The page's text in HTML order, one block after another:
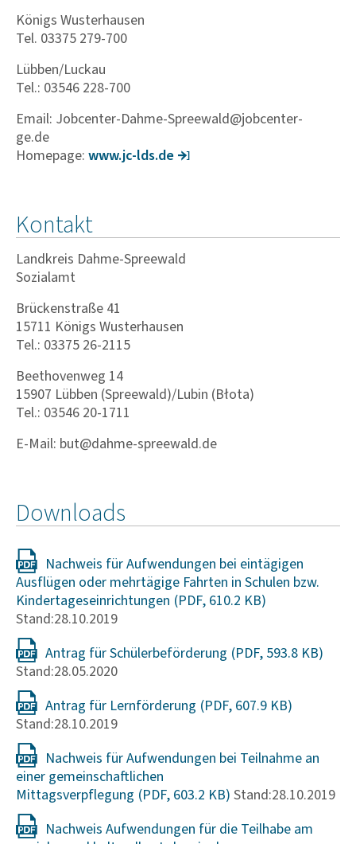
Königs Wusterhausen
Tel. 03375 279-700
Lübben/Luckau
Tel.: 03546 228-700
Email: Jobcenter-Dahme-Spreewald@jobcenter-
ge.de
Homepage: www.jc-lds.de
Kontakt
Landkreis Dahme-Spreewald
Sozialamt
Brückenstraße 41
15711 Königs Wusterhausen
Tel.: 03375 26-2115
Beethovenweg 14
15907 Lübben (Spreewald)/Lubin (Błota)
Tel.: 03546 20-1711
E-Mail: but@dahme-spreewald.de
Downloads
Nachweis für Aufwendungen bei eintägigen
Ausflügen oder mehrtägige Fahrten in Schulen bzw.
Kindertageseinrichtungen
Stand:28.10.2019
Antrag für Schülerbeförderung
Stand:28.05.2020
Antrag für Lernförderung
Stand:28.10.2019
Nachweis für Aufwendungen bei Teilnahme an
einer gemeinschaftlichen
Mittagsverpflegung
Stand:28.10.2019
Nachweis Aufwendungen für die Teilhabe am